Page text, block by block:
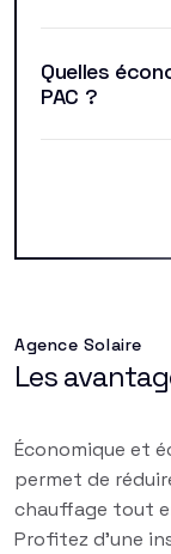
Quelles
PAC ?
Agence Solaire
Les
Économique et
permet de
chauffage tout
Profitez d'une